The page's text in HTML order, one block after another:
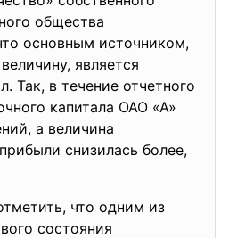
общества
основным источником,
является
Так, в течение отчетного
капитала ОАО «А»
а величина
снизилась более,
что одним из
состояния